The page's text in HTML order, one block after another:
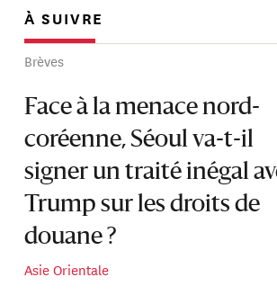
À SUIVRE
Brèves
Face à la menace nord-
coréenne, Séoul va-t-il
signer un traité inégal
Trump sur les droits de
douane ?
Asie Orientale